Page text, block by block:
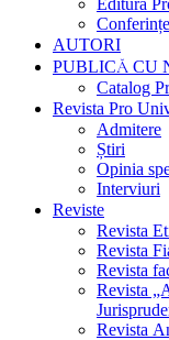
Editura
Conferințe
AUTORI
PUBLICĂ CU
Catalog
Revista Pro
Admitere
Știri
Opinia
Interviuri
Reviste
Revista
Revista
Revista
Revista
Revista